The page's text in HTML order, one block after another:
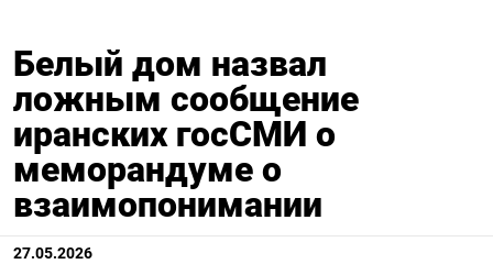
Белый дом назвал
ложным сообщение
иранских госСМИ о
меморандуме о
взаимопонимании
27.05.2026